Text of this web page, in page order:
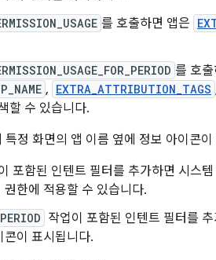
를 호출하면 앱은
를 호
, EXTRA_ATTRIBUTION_TAGS
할 수 있습니다.
정 화면의 앱 이름 옆에 정보 아이콘
포함된 인텐트 필터를 추가하면 시스
한에 적용할 수 있습니다.
작업이 포함된 인텐트 필터를
이 표시됩니다.